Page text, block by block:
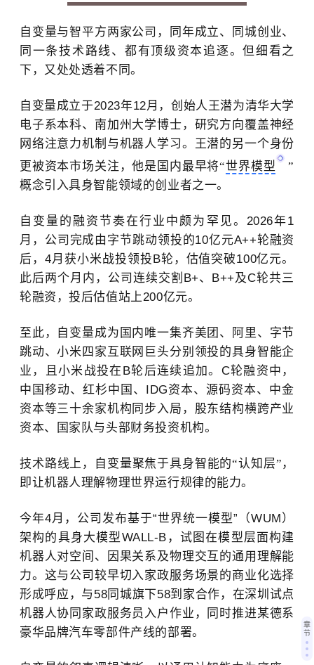
自变量与智平方两家公司，
同年成立、同城创业、
同一条技术路线、 都有顶级资本追逐。但细看之
下，又处处透着不同。
自变量成立于2023年12月，创始人王潜为清华大学
电子系本科、南加州大学博士，研究方向覆盖神经
网络注意力机制与机器人学习。王潜的另一个身份
更被资本市场关注 ，他是国内最早将“世界模型
”
概念引入具身智能领域的创业者之一。
自变量的融资节奏在行业中颇为罕见。 2026年1
月 ，公司 完成由字节跳动领投的10亿元A++轮融资
后，4月获小米战投领投B轮，估值突破100亿元。
此后两个月内，公司连续交割B+、B++及C轮共三
轮融资，投后估值站上200亿元。
至此，自变量成为国内唯一集齐美团、阿里、字节
跳动、小米四家互联网巨头分别领投的具身智能企
业，且小米战投在 B轮后连续追加。C轮融资中，
中国移动、红杉中国、IDG资本、源码资本、中金
资本等三十余家机构同步入局，股东结构横跨产业
资本、国家队与头部财务投资机构。
技术路线上，自变量聚焦于具身智能的“认知层” ，
即让机器人理解物理世界运行规律的能力。
今年4月，公司发布基于“世界统一模型”（WUM）
架构的具身大模型WALL-B，试图在模型层面构建
机器人对空间、因果关系及物理交互的通用理解能
力。这与公司较早切入家政服务场景的商业化选择
形成呼应 ， 与58同城旗下58到家合作，在深圳试点
机器人协同家政服务员入户作业，同时推进某德系
豪华品牌汽车零部件产线的部署。
章
节